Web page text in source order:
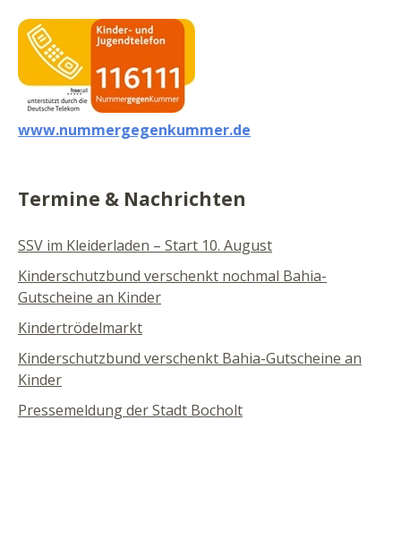
www.nummergegenkummer.de
Termine & Nachrichten
SSV im Kleiderladen – Start 10. August
Kinderschutzbund verschenkt nochmal Bahia-
Gutscheine an Kinder
Kindertrödelmarkt
Kinderschutzbund verschenkt Bahia-Gutscheine an
Kinder
Pressemeldung der Stadt Bocholt